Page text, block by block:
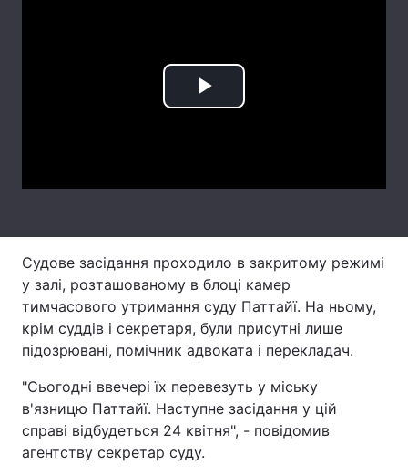
Тема оформлення
Play
Судове засідання проходило в закритому режимі
у залі, розташованому в блоці камер
тимчасового утримання суду Паттайї. На ньому,
крім суддів і секретаря, були присутні лише
підозрювані, помічник адвоката і перекладач.
"Сьогодні ввечері їх перевезуть у міську
в'язницю Паттайї. Наступне засідання у цій
справі відбудеться 24 квітня", - повідомив
агентству секретар суду.